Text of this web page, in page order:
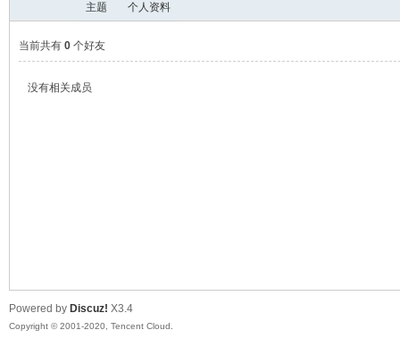
主题 个人资料
当前共有 0个好友
没有相关成员
Powered by Discuz! X3.4
Copyright © 2001-2020, Tencent Cloud.